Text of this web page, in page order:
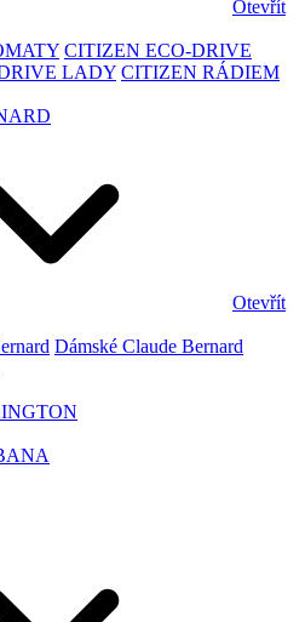
Otevřít
CITIZEN ECO-DRIVE
LADY CITIZEN RÁDIEM
Otevřít
Dámské Claude Bernard